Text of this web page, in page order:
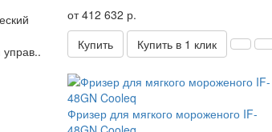
от 412 632 р.
Купить
Купить в 1 клик
Фризер для мягкого мороженого IF-